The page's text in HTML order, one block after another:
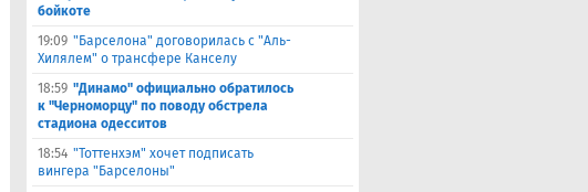
бойкоте
19:09 "Барселона" договорилась с "Аль-
Хилялем" о трансфере Канселу
18:59 "Динамо" официально обратилось
к "Черноморцу" по поводу обстрела
стадиона одесситов
18:54 "Тоттенхэм" хочет подписать
вингера "Барселоны"